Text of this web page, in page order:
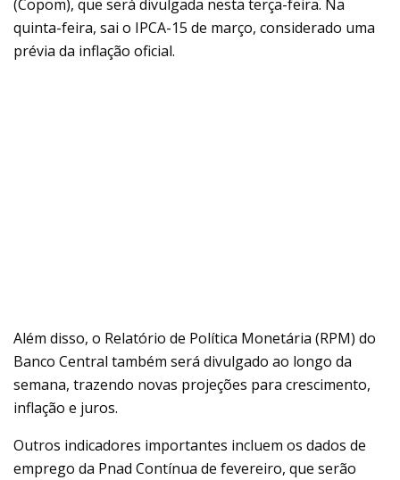
(Copom), que será divulgada nesta terça-feira. Na
quinta-feira, sai o IPCA-15 de março, considerado uma
prévia da inflação oficial.
Além disso, o Relatório de Política Monetária (RPM) do
Banco Central também será divulgado ao longo da
semana, trazendo novas projeções para crescimento,
inflação e juros.
Outros indicadores importantes incluem os dados de
emprego da Pnad Contínua de fevereiro, que serão